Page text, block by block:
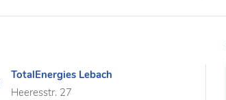
TotalEnergies Lebach
Heeresstr. 27